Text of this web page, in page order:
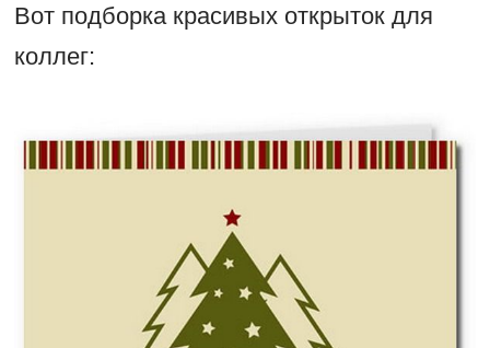
Вот подборка красивых открыток для
коллег: